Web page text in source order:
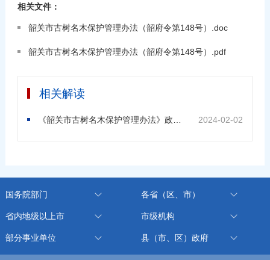
相关文件：
韶关市古树名木保护管理办法（韶府令第148号）.doc
韶关市古树名木保护管理办法（韶府令第148号）.pdf
相关解读
2024-02-02
国务院部门 各省（区、市）
省内地级以上市 市级机构
部分事业单位 县（市、区）政府